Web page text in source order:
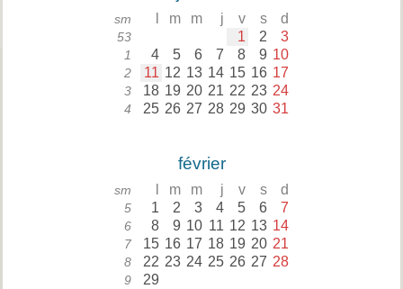
sm m m j v s d
53 1 2 3
1 4 5 6 7 8 9 10
2 11 12 13 14 15 16 17
3 18 19 20 21 22 23 24
4 25 26 27 28 29 30 31
février
sm m m j v s d
5 1 2 3 4 5 6 7
6 8 9 10 11 12 13 14
7 15 16 17 18 19 20 21
8 22 23 24 25 26 27 28
9 29